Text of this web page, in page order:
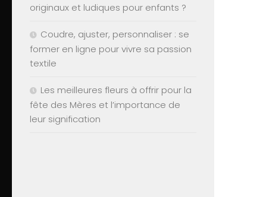
originaux et ludiques pour enfants ?
Coudre, ajuster, personnaliser : se
former en ligne pour vivre sa passion
textile
Les meilleures fleurs à offrir pour la
fête des Mères et l’importance de
leur signification